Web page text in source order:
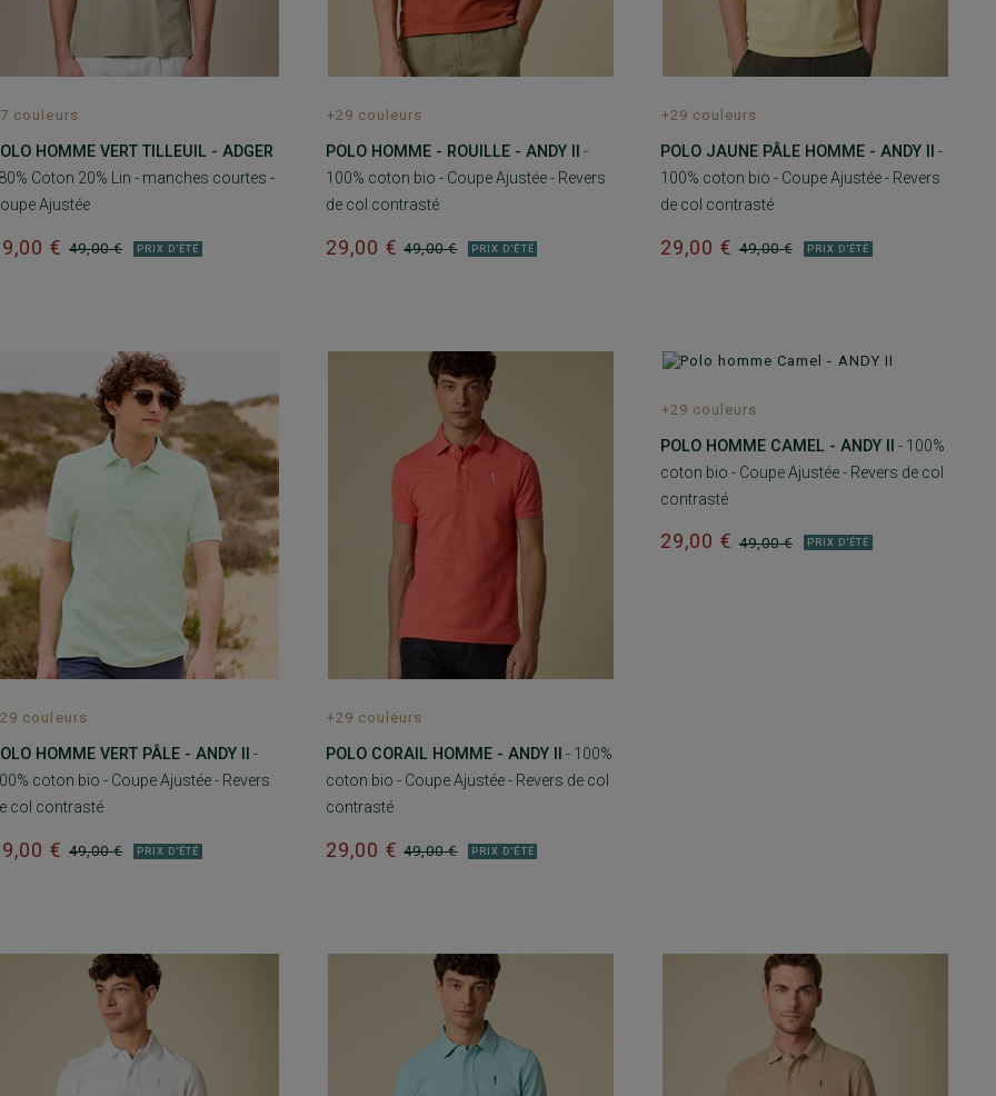
couleurs
HOMME VERT TILLEUIL - ADGER
Coton 20% Lin - manches courtes -
Ajustée
49,00 €
€ PRIX D'ÉTÉ
+29 couleurs
POLO HOMME - ROUILLE - ANDY II
-
100% coton bio - Coupe Ajustée - Revers
de col contrasté
49,00 €
29,00 € PRIX D'ÉTÉ
+29 couleurs
POLO JAUNE PÂLE HOMME - ANDY II
-
100% coton bio - Coupe Ajustée - Revers
de col contrasté
49,00 €
29,00 € PRIX D'ÉTÉ
couleurs
HOMME VERT PÂLE - ANDY II
-
coton bio - Coupe Ajustée - Revers
col contrasté
49,00 €
€ PRIX D'ÉTÉ
+29 couleurs
POLO CORAIL HOMME - ANDY II
- 100%
coton bio - Coupe Ajustée - Revers de col
contrasté
49,00 €
29,00 € PRIX D'ÉTÉ
+29 couleurs
POLO HOMME CAMEL - ANDY II
- 100%
coton bio - Coupe Ajustée - Revers de col
contrasté
49,00 €
29,00 € PRIX D'ÉTÉ